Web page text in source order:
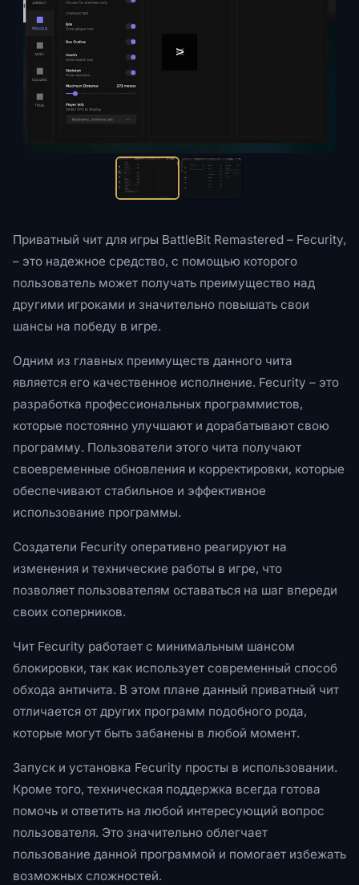
<
>
Приватный чит для игры BattleBit Remastered – Fecurity,
– это надежное средство, с помощью которого
пользователь может получать преимущество над
другими игроками и значительно повышать свои
шансы на победу в игре.
Одним из главных преимуществ данного чита
является его качественное исполнение. Fecurity – это
разработка профессиональных программистов,
которые постоянно улучшают и дорабатывают свою
программу. Пользователи этого чита получают
своевременные обновления и корректировки, которые
обеспечивают стабильное и эффективное
использование программы.
Создатели Fecurity оперативно реагируют на
изменения и технические работы в игре, что
позволяет пользователям оставаться на шаг впереди
своих соперников.
Чит Fecurity работает с минимальным шансом
блокировки, так как использует современный способ
обхода античита. В этом плане данный приватный чит
отличается от других программ подобного рода,
которые могут быть забанены в любой момент.
Запуск и установка Fecurity просты в использовании.
Кроме того, техническая поддержка всегда готова
помочь и ответить на любой интересующий вопрос
пользователя. Это значительно облегчает
пользование данной программой и помогает избежать
возможных сложностей.